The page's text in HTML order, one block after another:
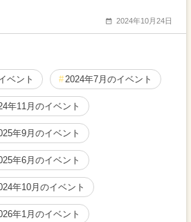
2024年10月24日
ベント 2024年7月のイベント
年11月のイベント
年9月のイベント
年6月のイベント
年10月のイベント
年1月のイベント